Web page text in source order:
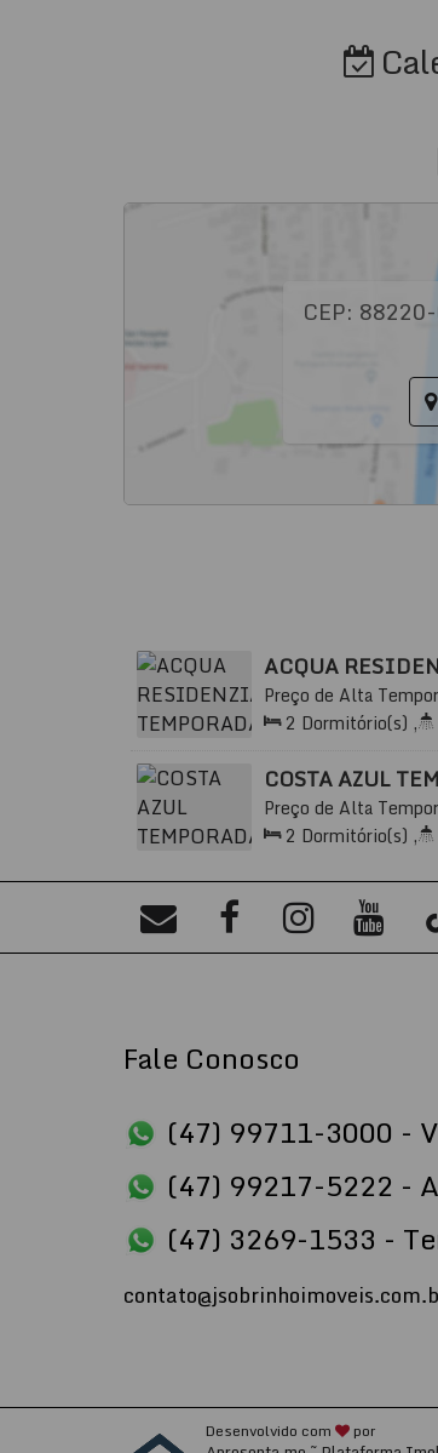
CEP:
ACQUA
Preço de Alta
000, Meia Praia,
2 Dormitório(s) ,
Distância do Mar ,
COSTA AZUL
Preço de Alta
88220-000, Meia
2 Dormitório(s) ,
Distância do Mar,
Fale Conosco
(47) 99711-3000 -
(47) 99217-5222 -
(47) 3269-1533 -
Desenvolvido com por